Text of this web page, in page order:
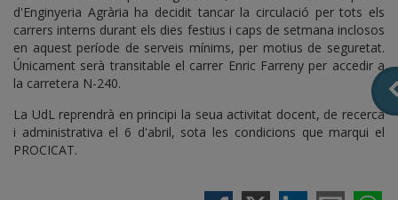
d'Enginyeria Agrària ha decidit tancar la circulació per tots els
carrers interns durant els dies festius i caps de setmana inclosos
en aquest període de serveis mínims, per motius de seguretat.
Únicament serà transitable el carrer Enric Farreny per accedir a
la carretera N-240.
La UdL reprendrà en principi la seua activitat docent, de recerca
i administrativa el 6 d'abril, sota les condicions que marqui el
PROCICAT.